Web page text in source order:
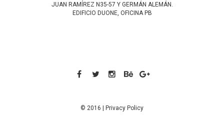
JUAN RAMÍREZ N35-57 Y GERMÁN ALEMÁN.
EDIFICIO DUONE, OFICINA PB
© 2016 | Privacy Policy